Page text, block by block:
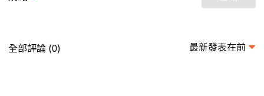
全部評論 (0) 最新發表在前